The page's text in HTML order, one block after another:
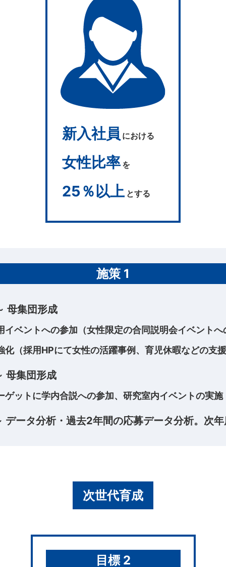
新入社員 における
女性比率 を
25％以上 とする
施策 1
母集団形成
イベントへの参加（女性限定の合同説明会イベントへ
化（採用HPにて女性の活躍事例、育児休暇などの支
母集団形成
ゲットに学内合説への参加、研究室内イベントの実施
ータ分析・過去2年間の応募データ分析。次
次世代育成
目標 2